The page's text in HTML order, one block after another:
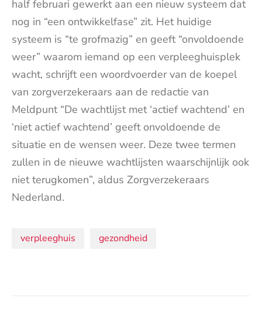
half februari gewerkt aan een nieuw systeem dat
nog in “een ontwikkelfase” zit. Het huidige
systeem is “te grofmazig” en geeft “onvoldoende
weer” waarom iemand op een verpleeghuisplek
wacht, schrijft een woordvoerder van de koepel
van zorgverzekeraars aan de redactie van
Meldpunt “De wachtlijst met ‘actief wachtend’ en
‘niet actief wachtend’ geeft onvoldoende de
situatie en de wensen weer. Deze twee termen
zullen in de nieuwe wachtlijsten waarschijnlijk ook
niet terugkomen”, aldus Zorgverzekeraars
Nederland.
Onderwerpen:
verpleeghuis gezondheid